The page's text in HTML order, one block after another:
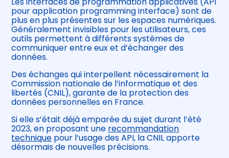
pour application programming interface) sont de
plus en plus présentes sur les espaces numériques.
Généralement invisibles pour les utilisateurs, ces
outils permettent à différents systèmes de
communiquer entre eux et d’échanger des
données.
Des échanges qui interpellent nécessairement la
Commission nationale de l’informatique et des
libertés (CNIL), garante de la protection des
données personnelles en France.
Si elle s’était déjà emparée du sujet durant l’été
2023, en proposant une recommandation
technique pour l’usage des API, la CNIL apporte
désormais de nouvelles précisions.